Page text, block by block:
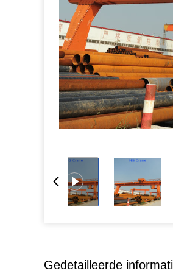
Gedetailleerde